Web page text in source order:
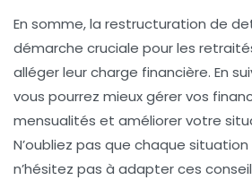
En somme, la restructuration de
démarche cruciale pour les
alléger leur charge financière. En
vous pourrez mieux gérer vos
mensualités et améliorer votre
N’oubliez pas que chaque
n’hésitez pas à adapter ces